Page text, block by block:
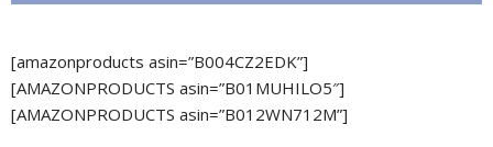
[amazonproducts asin=”B004CZ2EDK”]
[AMAZONPRODUCTS asin=”B01MUHILO5″]
[AMAZONPRODUCTS asin=”B012WN712M”]